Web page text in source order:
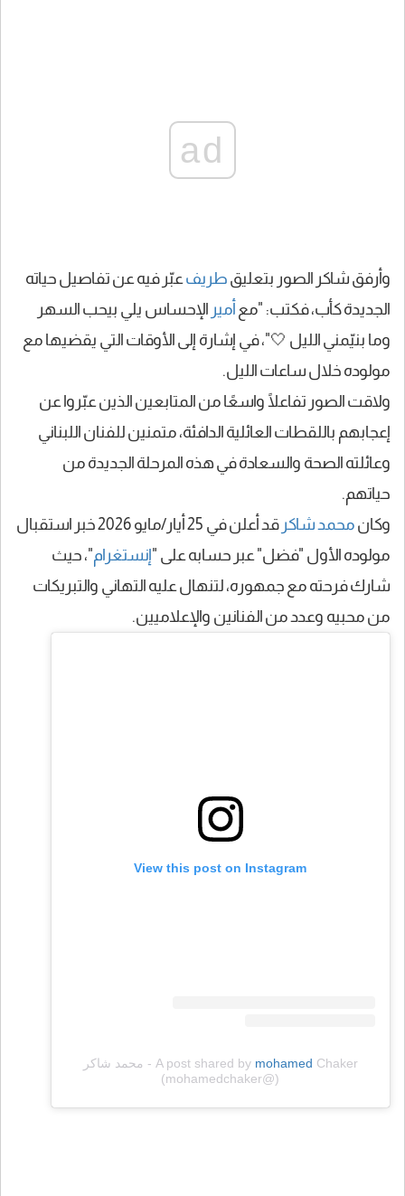
ad
وأرفق شاكر الصور بتعليق طريفعبّر فيه عن تفاصيل حياته
الجديدة كأب، فكتب: "مع أمير الإحساس يلي بيحب السهر
وما بنيّمني الليل 🤍"، في إشارة إلى الأوقات التي يقضيها مع
مولوده خلال ساعات الليل.
ولاقت الصور تفاعلًا واسعًا من المتابعين الذين عبّروا عن
إعجابهم باللقطات العائلية الدافئة، متمنين للفنان اللبناني
وعائلته الصحة والسعادة في هذه المرحلة الجديدة من
حياتهم.
وكان محمد شاكر
قد أعلن في 25 أيار/مايو 2026 خبر استقبال
مولوده الأول "فضل" عبر حسابه على "إنستغرام"، حيث
شارك فرحته مع جمهوره، لتنهال عليه التهاني والتبريكات
من محبيه وعدد من الفنانين والإعلاميين.
View this post on Instagram
A post shared by mohamed
Chaker - محمد شاكر
(@mohamedchaker)